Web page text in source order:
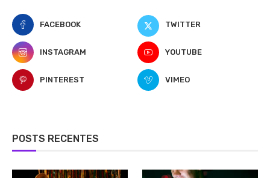
FACEBOOK TWITTER
INSTAGRAM YOUTUBE
PINTEREST VIMEO
POSTS RECENTES